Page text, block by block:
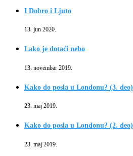
I Dobro i Ljuto
13. jun 2020.
Lako je dotaći nebo
13. novembar 2019.
Kako do posla u Londonu? (3. deo)
23. maj 2019.
Kako do posla u Londonu? (2. deo)
23. maj 2019.